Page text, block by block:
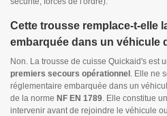
Cette trousse remplace-t-elle
embarquée dans un véhicule
Non. La trousse de cuisse Quickaid's est
premiers secours opérationnel . Elle ne
réglementaire embarquée dans un
de la norme NF EN 1789. Elle constitue
intervenir avant de rejoindre le véhicule